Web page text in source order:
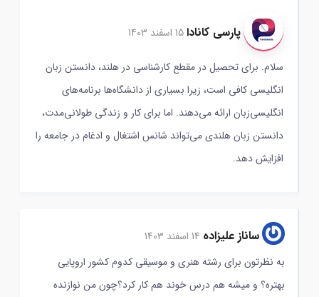
پارسی کانادا 15 اسفند 1403
سلام. برای تحصیل در مقطع کارشناسی در هلند، دانستن زبان
انگلیسی کافی است، زیرا بسیاری از دانشگاه‌ها برنامه‌های
انگلیسی‌زبان ارائه می‌دهند. اما برای کار و زندگی طولانی‌مدت،
دانستن زبان هلندی می‌تواند شانس اشتغال و ادغام در جامعه را
افزایش دهد.
ساناز عليزاده 14 اسفند 1403
به نظرتون براي رشته هنري و موسيقي كدوم كشور اروپايي
بهتره؟ و ميشه هم درس خوند هم كار كرد؟چون من نوازنده